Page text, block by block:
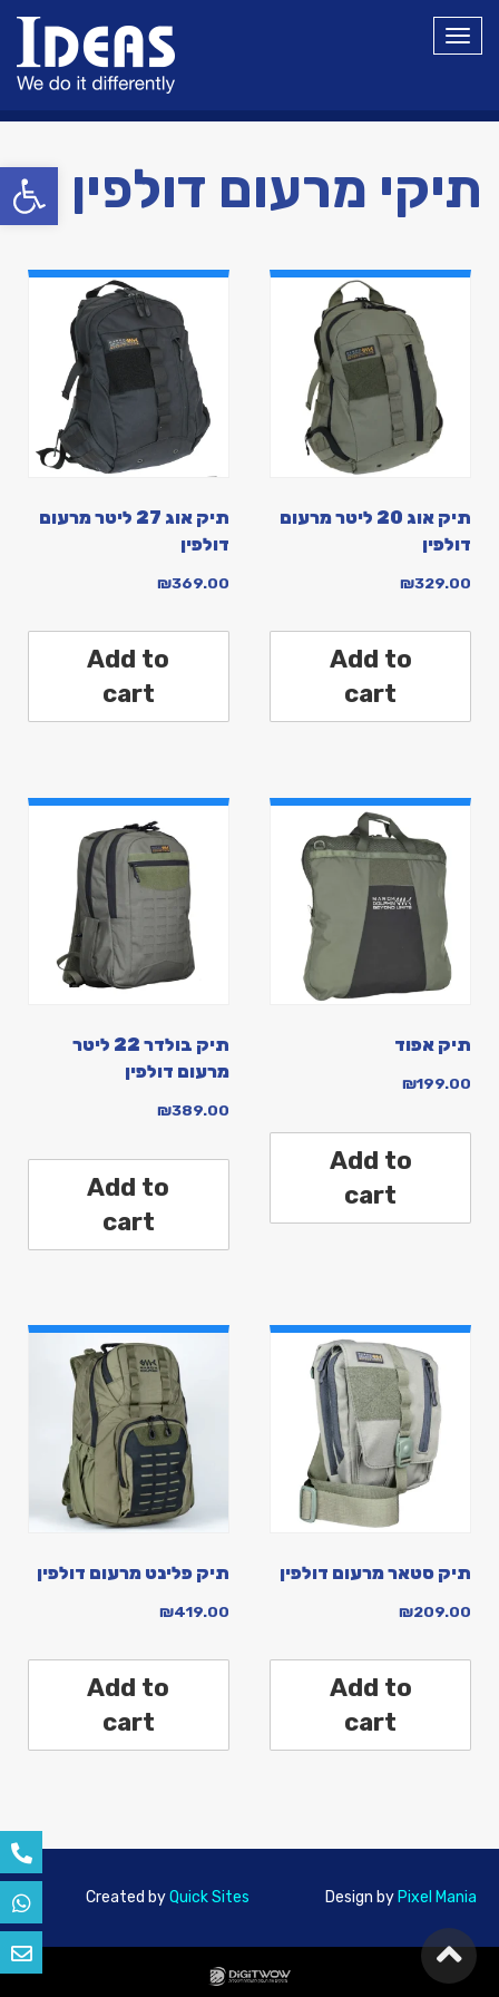
פתח
תפריט
תיקי מרעום דולפין
תיק אוג 20 ליטר מרעום
דולפין
₪329.00
Add to
cart
תיק אוג 27 ליטר מרעום
דולפין
₪369.00
Add to
cart
תיק אפוד
₪199.00
Add to
cart
תיק בולדר 22 ליטר
מרעום דולפין
₪389.00
Add to
cart
תיק סטאר מרעום דולפין
₪209.00
Add to
cart
תיק פלינט מרעום דולפין
₪419.00
Add to
cart
Design by Pixel Mania
Created byQuick Sites
גלילה